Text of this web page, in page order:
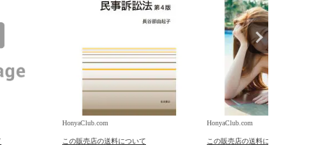
HonyaClub.com
この販売店の送料について
HonyaClub.com
この販売店の送料について